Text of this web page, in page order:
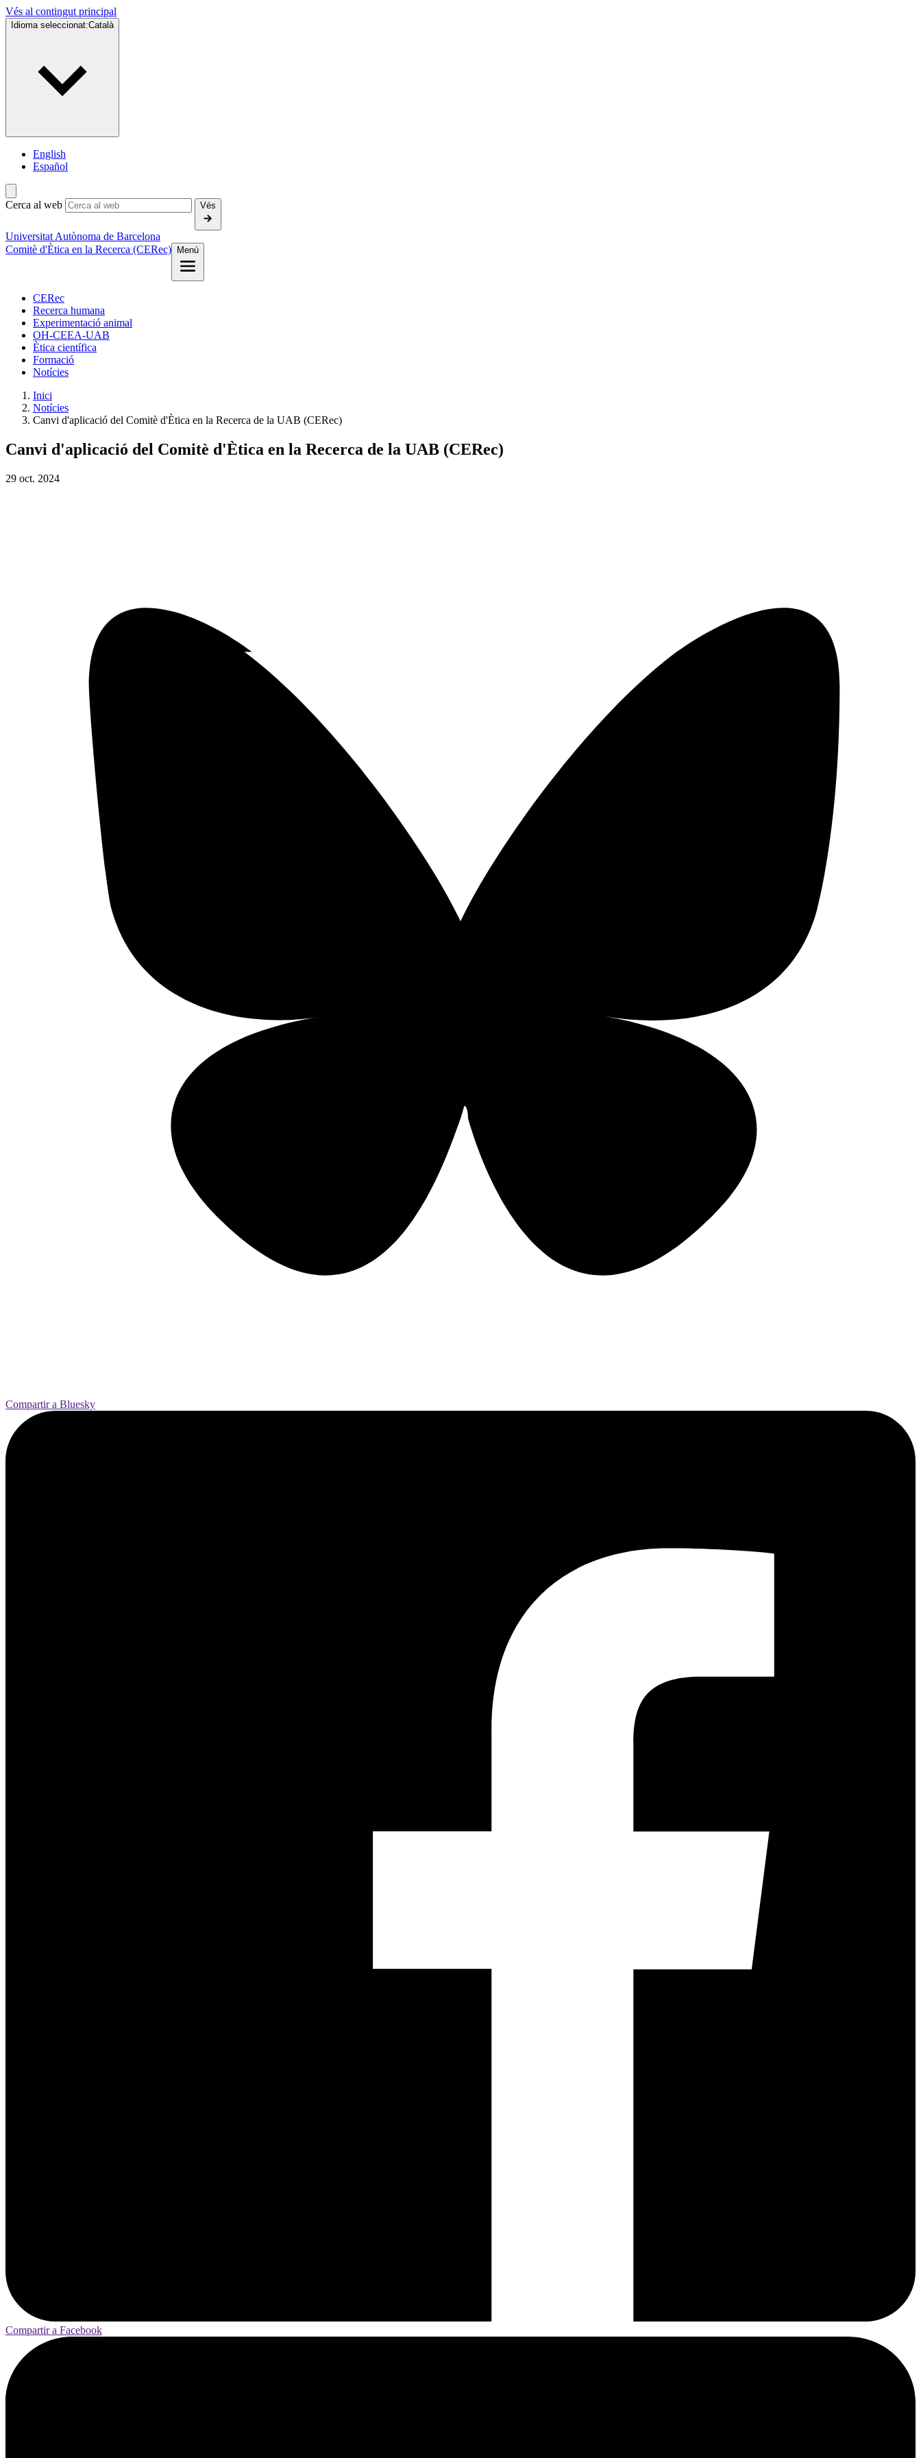
Vés al contingut principal
Idioma seleccionat:Català
English
Español
Cerca al web Vés
Universitat Autònoma de Barcelona
Comitè d'Ètica en la Recerca (CERec)
Menú
CERec
Recerca humana
Experimentació animal
OH-CEEA-UAB
Ètica científica
Formació
Notícies
Inici
Notícies
Canvi d'aplicació del Comitè d'Ètica en la Recerca de la UAB (CERec)
Canvi d'aplicació del Comitè d'Ètica en la Recerca de la UAB (CERec)
29 oct. 2024
Compartir a Bluesky
Compartir a Facebook